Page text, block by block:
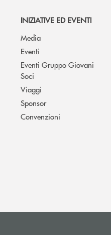
INIZIATIVE ED EVENTI
Media
Eventi
Eventi Gruppo Giovani
Soci
Viaggi
Sponsor
Convenzioni